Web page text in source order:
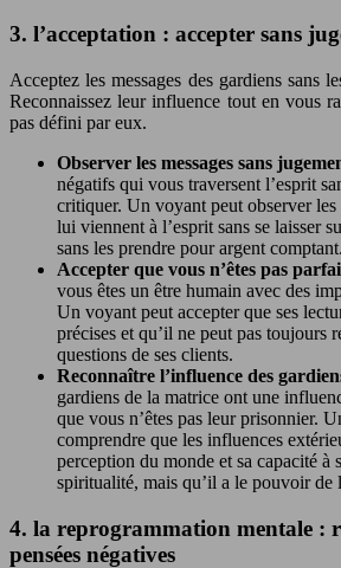
3. l’acceptation : accepter sans
Acceptez les messages des gardiens sans
Reconnaissez leur influence tout en vous
pas défini par eux.
Observer les messages sans
négatifs qui vous traversent l’esprit
critiquer. Un voyant peut observer les
lui viennent à l’esprit sans se laisser
sans les prendre pour argent comptant.
Accepter que vous n’êtes pas
vous êtes un être humain avec des
Un voyant peut accepter que ses
précises et qu’il ne peut pas toujours
questions de ses clients.
Reconnaître l’influence des
gardiens de la matrice ont une
que vous n’êtes pas leur prisonnier.
comprendre que les influences
perception du monde et sa capacité à
spiritualité, mais qu’il a le pouvoir de
4. la reprogrammation mentale :
pensées négatives